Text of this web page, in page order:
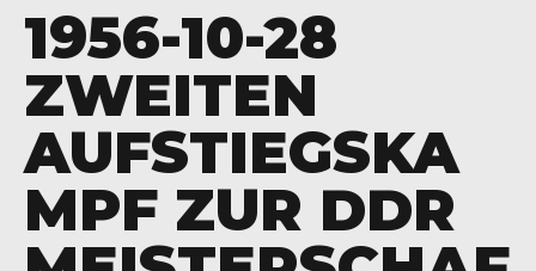
1956-10-28
ZWEITEN
AUFSTIEGSKA
MPF ZUR DDR